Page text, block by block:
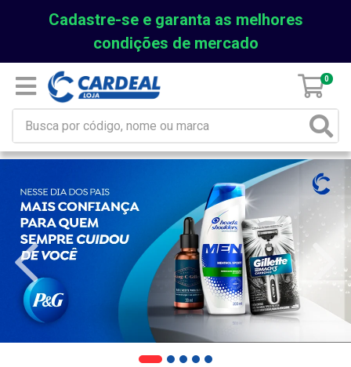
Cadastre-se e garanta as melhores
condições de mercado
0